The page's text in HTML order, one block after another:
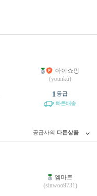
아이쇼핑
(younku)
1 등급
빠른배송
공급사의 다른상품
엠마트
(sinwoo9731)